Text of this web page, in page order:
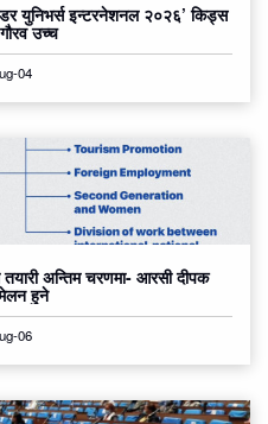
युनिभर्स इन्टरनेशनल २०२६’ किड्स
उच्च
04
अन्तिम चरणमा- आरसी दीपक
हुने
06